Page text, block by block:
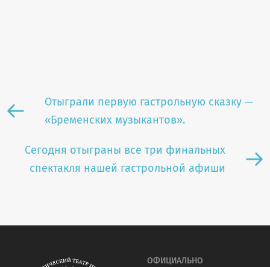
Отыграли первую гастрольную сказку —
«Бременских музыкантов».
Сегодня отыграны все три финальных
спектакля нашей гастрольной афиши
ОФИЦИАЛЬНО